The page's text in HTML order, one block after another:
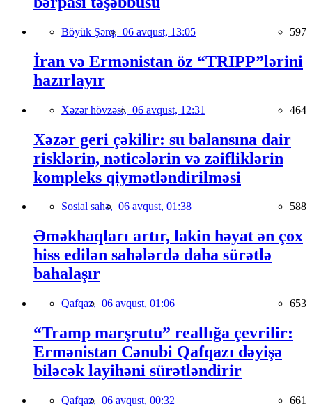
Böyük Şərq, 06 avqust, 13:05 597
İran və Ermənistan öz “TRIPP”lərini
hazırlayır
Xəzər hövzəsi, 06 avqust, 12:31 464
Xəzər geri çəkilir: su balansına dair
risklərin, nəticələrin və zəifliklərin
kompleks qiymətləndirilməsi
Sosial sahə, 06 avqust, 01:38 588
Əməkhaqları artır, lakin həyat ən çox
hiss edilən sahələrdə daha sürətlə
bahalaşır
Qafqaz, 06 avqust, 01:06 653
“Tramp marşrutu” reallığa çevrilir:
Ermənistan Cənubi Qafqazı dəyişə
biləcək layihəni sürətləndirir
Qafqaz, 06 avqust, 00:32 661